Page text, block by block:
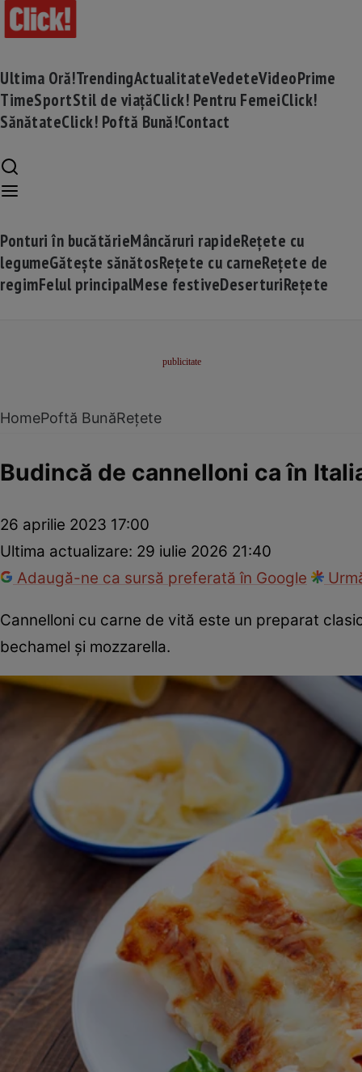
Ultima Oră!TrendingActualitateVedeteVideoPrime
TimeSportStil de viațăClick! Pentru FemeiClick!
SănătateClick! Poftă Bună!Contact
Ponturi în bucătărieMâncăruri rapideRețete cu
legumeGătește sănătosRețete cu carneRețete de
regimFelul principalMese festiveDeserturiRețete
HomePoftă BunăRețete
Budincă de cannelloni ca în
26 aprilie 2023 17:00
Ultima actualizare: 29 iulie 2026 21:40
Adaugă-ne ca sursă preferată în Google
Cannelloni cu carne de vită este un preparat
bechamel și mozzarella.